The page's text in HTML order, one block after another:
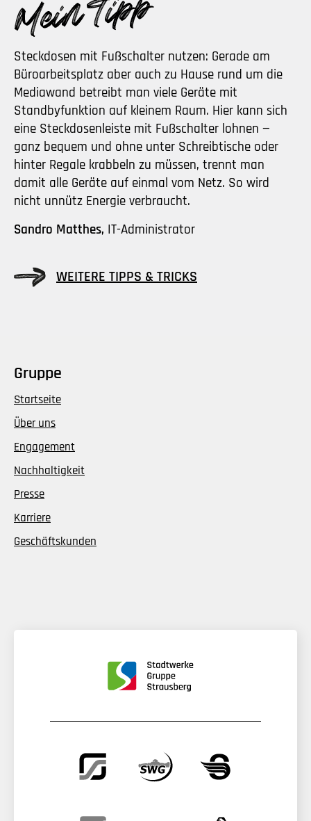
Steckdosen mit Fußschalter nutzen: Gerade am
Büroarbeitsplatz aber auch zu Hause rund um die
Mediawand betreibt man viele Geräte mit
Standbyfunktion auf kleinem Raum. Hier kann sich
eine Steckdosenleiste mit Fußschalter lohnen —
ganz bequem und ohne unter Schreibtische oder
hinter Regale krabbeln zu müssen, trennt man
damit alle Geräte auf einmal vom Netz. So wird
nicht unnütz Energie verbraucht.
Sandro Matthes, IT-Administrator
WEITERE TIPPS & TRICKS
Gruppe
Startseite
Über uns
Engagement
Nachhaltigkeit
Presse
Karriere
Geschäftskunden